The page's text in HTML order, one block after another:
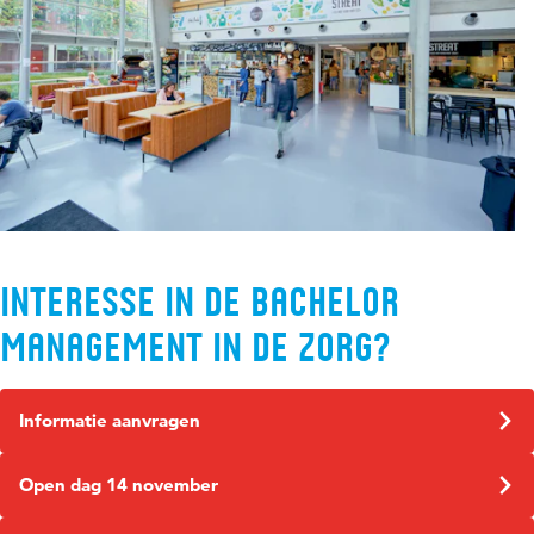
Interesse in de bachelor
Management in de Zorg?
Informatie aanvragen
Open dag 14 november